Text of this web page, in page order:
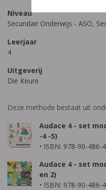
Niveau
Secundair Onderwijs - ASO,
Leerjaar
4
Uitgeverij
Die Keure
Deze methode bestaat uit
Audace 4 - set
-4 -5)
• ISBN: 978-90-486-
Audace 4 - set
en 2)
• ISBN: 978-90-486-